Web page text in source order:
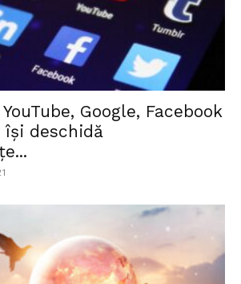
Google, Facebook
deschidă